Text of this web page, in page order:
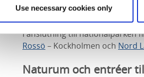
Use necessary cookies only
och andra djur- och
havsbandet.
I anslutning till nationalparken
Rossö – Kockholmen och Nord
Naturum och entréer